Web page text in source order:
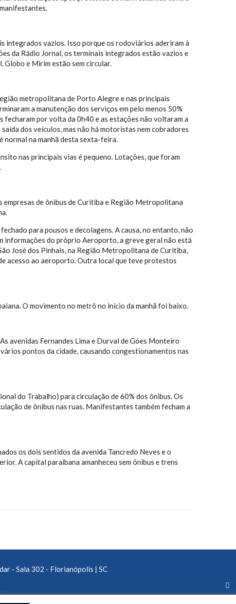
integrados vazios. Isso porque os rodoviários aderiram à
da Rádio Jornal, os terminais integrados estão vazios e
Globo e Mirim estão sem circular.
metropolitana de Porto Alegre e nas principais
a manutenção dos serviços em pelo menos 50%
fecharam por volta da 0h40 e as estações não voltaram a
dos veículos, mas não há motoristas nem cobradores
normal na manhã desta sexta-feira.
nas principais vias é pequeno. Lotações, que foram
de ônibus de Curitiba e Região Metropolitana
para pousos e decolagens. A causa, no entanto, não
informações do próprio Aeroporto, a greve geral não está
José dos Pinhais, na Região Metropolitana de Curitiba,
acesso ao aeroporto. Outra local que teve protestos
O movimento no metrô no início da manhã foi baixo.
avenidas Fernandes Lima e Durval de Góes Monteiro
pontos da cidade, causando congestionamentos nas
do Trabalho) para circulação de 60% dos ônibus. Os
de ônibus nas ruas. Manifestantes também fecham a
os dois sentidos da avenida Tancredo Neves e o
A capital paraibana amanheceu sem ônibus e trens
- Sala 302 - Florianópolis | SC